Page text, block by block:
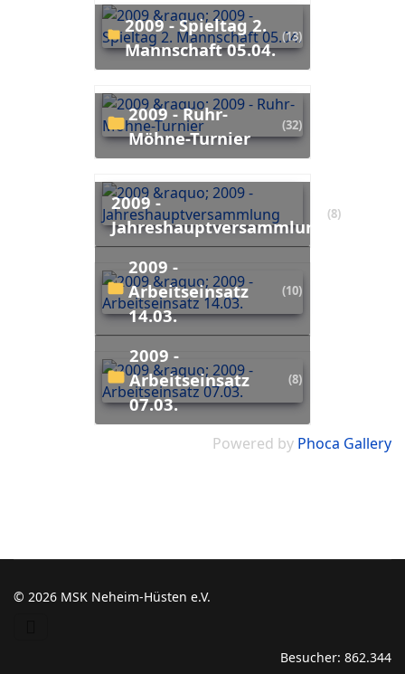
2009 - Spieltag 2.
Mannschaft 05.04.
(13)
2009 - Ruhr-
Möhne-Turnier
(32)
2009 -
Jahreshauptversammlung
(8)
2009 -
Arbeitseinsatz
14.03.
(10)
2009 -
Arbeitseinsatz
07.03.
(8)
Powered by Phoca Gallery
© 2026 MSK Neheim-Hüsten e.V.
Besucher: 862.344